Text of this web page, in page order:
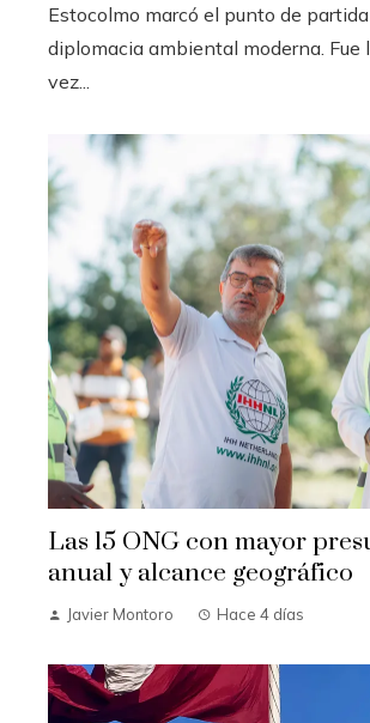
Estocolmo marcó el punto de
diplomacia ambiental moderna. Fue
vez...
Las 15 ONG con mayor
anual y alcance geográfico
Javier Montoro Hace 4 días